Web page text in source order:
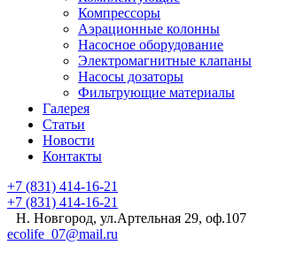
Компрессоры
Аэрационные колонны
Насосное оборудование
Электромагнитные клапаны
Насосы дозаторы
Фильтрующие материалы
Галерея
Статьи
Новости
Контакты
+7 (831) 414-16-21
+7 (831) 414-16-21
Н. Новгород, ул.Артельная 29, оф.107
ecolife_07@mail.ru